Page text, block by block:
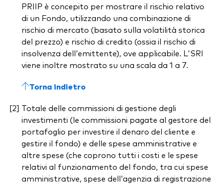
PRIIP è concepito per mostrare il rischio relativo
di un Fondo, utilizzando una combinazione di
rischio di mercato (basato sulla volatilità storica
del prezzo) e rischio di credito (ossia il rischio di
insolvenza dell'emittente), ove applicabile. L'SRI
viene inoltre mostrato su una scala da 1 a 7.
Torna indietro
Totale delle commissioni di gestione degli
investimenti (le commissioni pagate al gestore del
portafoglio per investire il denaro del cliente e
gestire il fondo) e delle spese amministrative e
altre spese (che coprono tutti i costi e le spese
relativi al funzionamento del fondo, tra cui spese
amministrative, spese dell'agenzia di registrazione